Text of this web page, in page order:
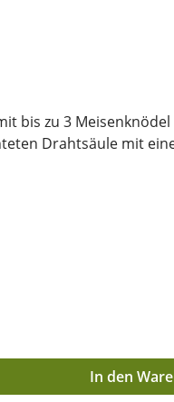
bis zu 3
Drahtsäule mit
In den